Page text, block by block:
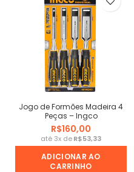
Jogo de Formões Madeira 4
Peças – Ingco
R$
R$
ADICIONAR AO
CARRINHO